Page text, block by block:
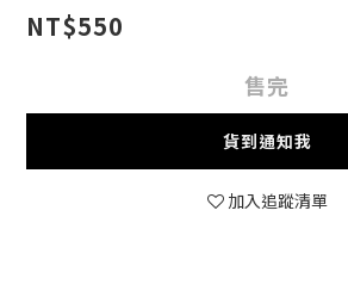
NT$550
售完
貨到通知我
加入追蹤清單